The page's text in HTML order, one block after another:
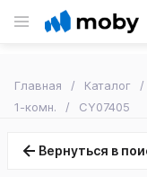
Главная Каталог
1-комн.
CY07405
Вернуться в